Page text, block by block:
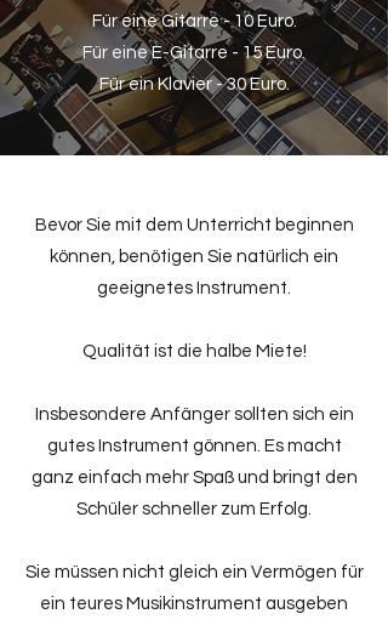
Für eine Gitarre - 10 Euro.
Für eine E-Gitarre - 15 Euro.
Für ein Klavier - 30 Euro.
Bevor Sie mit dem Unterricht beginnen
können, benötigen Sie natürlich ein
geeignetes Instrument.
Qualität ist die halbe Miete!
Insbesondere Anfänger sollten sich ein
gutes Instrument gönnen. Es macht
ganz einfach mehr Spaß und bringt den
Schüler schneller zum Erfolg.
Sie müssen nicht gleich ein Vermögen für
ein teures Musikinstrument ausgeben